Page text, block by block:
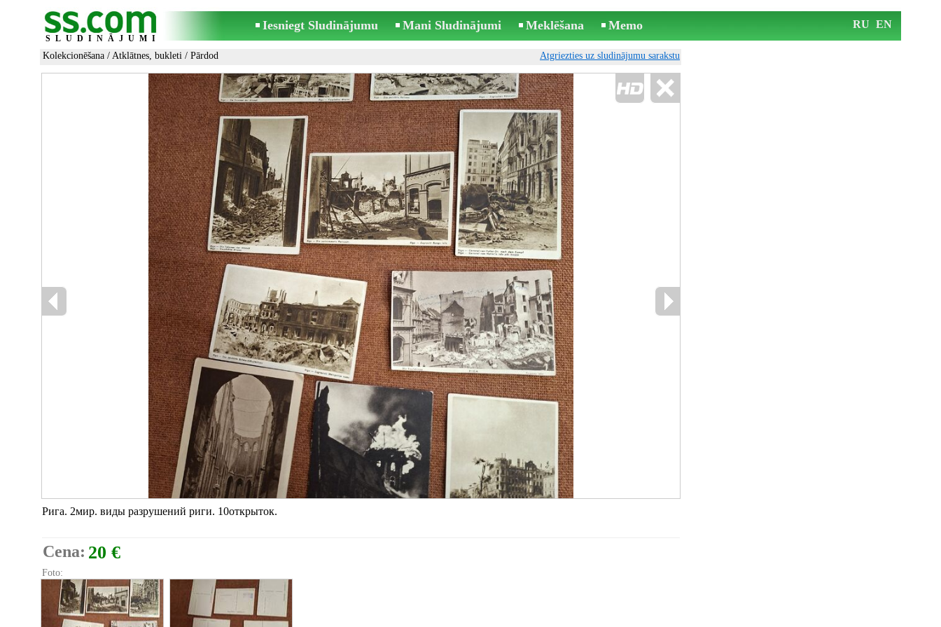
SLUDINĀJUMI
Iesniegt Sludinājumu Mani Sludinājumi Meklēšana Memo RU EN
Kolekcionēšana / Atklātnes, bukleti / Pārdod Atgriezties uz sludinājumu sarakstu
Рига. 2мир. виды разрушений риги. 10открыток.
Cena: 20 €
Foto: